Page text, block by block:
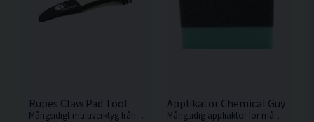
Rupes Claw Pad Tool
Mångsidigt multiverktyg från Rupes.
Applikator Chemical Guys
Mångsidig appliaktor för många anvädningsområden.